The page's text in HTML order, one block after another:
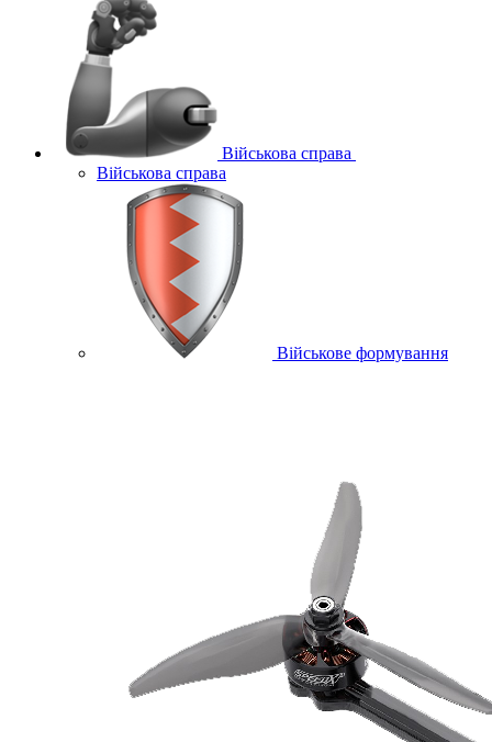
Військова справа
Військова справа
Військове формування